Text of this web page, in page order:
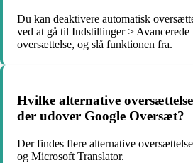
Du kan deaktivere automatisk
ved at gå til Indstillinger >
oversættelse, og slå funktionen fra.
Hvilke alternative
der udover Google Oversæt?
Der findes flere alternative
og Microsoft Translator.